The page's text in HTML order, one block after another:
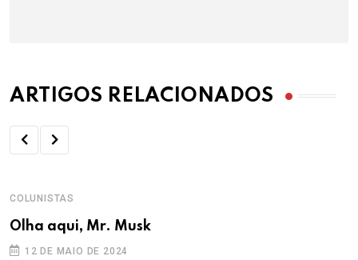
ARTIGOS RELACIONADOS
COLUNISTAS
Olha aqui, Mr. Musk
12 DE MAIO DE 2024